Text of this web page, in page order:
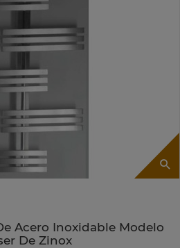
Acero Inoxidable Modelo
De Zinox